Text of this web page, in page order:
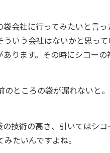
会社に行ってみたいと言っ
いう会社はないかと思っ
ります。その時にシコー
ところの袋が漏れないと
技術の高さ、引いてはシ
たいんですよね。